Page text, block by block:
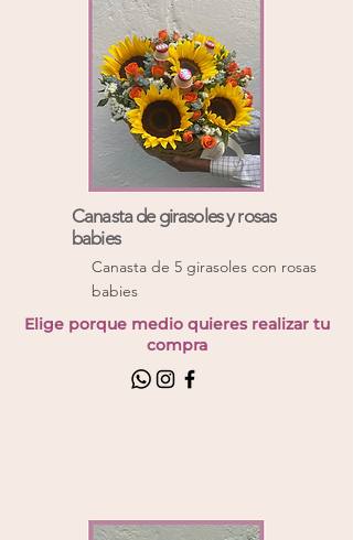
Canasta de girasoles y rosas
babies
Canasta de 5 girasoles con rosas
babies
Elige porque medio quieres realizar tu
compra